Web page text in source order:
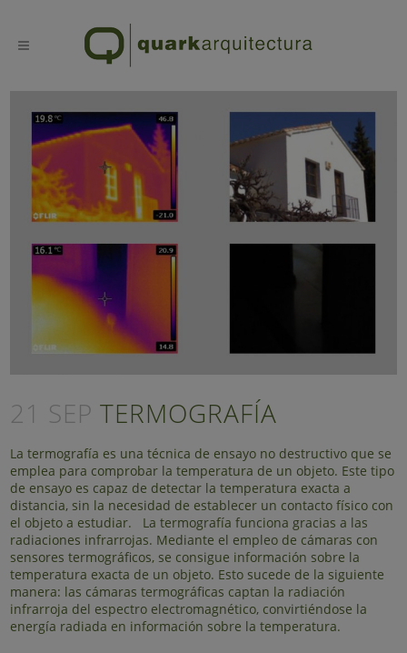
21 SEP TERMOGRAFÍA
La termografía es una técnica de ensayo no destructivo que se
emplea para comprobar la temperatura de un objeto. Este tipo
de ensayo es capaz de detectar la temperatura exacta a
distancia, sin la necesidad de establecer un contacto físico con
el objeto a estudiar. La termografía funciona gracias a las
radiaciones infrarrojas. Mediante el empleo de cámaras con
sensores termográficos, se consigue información sobre la
temperatura exacta de un objeto. Esto sucede de la siguiente
manera: las cámaras termográficas captan la radiación
infrarroja del espectro electromagnético, convirtiéndose la
energía radiada en información sobre la temperatura.